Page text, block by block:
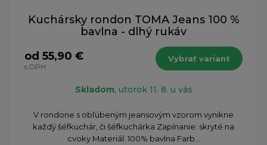
Kuchársky rondon TOMA Jeans 100 %
bavlna - dlhý rukáv
od 55,90 €
s DPH
Vybrať variant
Skladom, utorok 11. 8. u vás
​V rondone s obľúbeným jeansovým vzorom vynikne
každý šéfkuchár, či šéfkuchárka Zapínanie: skryté na
cvoky Materiál: 100% bavlna Farb...